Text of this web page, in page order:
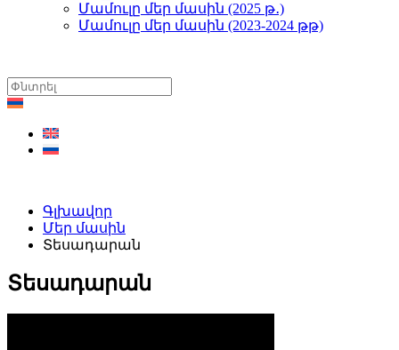
Մամուլը մեր մասին (2025 թ․)
Մամուլը մեր մասին (2023-2024 թթ)
Գլխավոր
Մեր մասին
Տեսադարան
Տեսադարան